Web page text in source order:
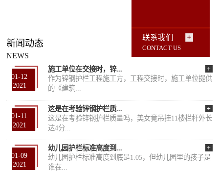
新闻动态
NEWS
联系我们
CONTACT US
01-12
2021
施工单位在交接时，锌...
+
作为锌钢护栏工程施工方，工程交接时，施工单位提供
的《建筑...
01-11
2021
这是在考验锌钢护栏质...
+
这是在考验锌钢护栏质量吗，美女竟吊挂11楼栏杆外长
达4分...
01-09
2021
幼儿园护栏标准高度到...
+
幼儿园护栏标准高度到底是1.05，但幼儿园里的孩子是
谁在...